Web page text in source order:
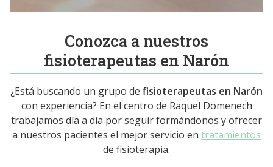
Conozca a nuestros
fisioterapeutas en Narón
¿Está buscando un grupo de fisioterapeutas en Narón
con experiencia? En el centro de Raquel Domenech
trabajamos día a día por seguir formándonos y ofrecer
a nuestros pacientes el mejor servicio en tratamientos
de fisioterapia.